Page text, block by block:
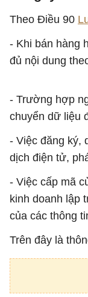
Theo Điều 90
- Khi bán hàng
đủ nội dung
- Trường hợp
chuyển dữ liệu
- Việc đăng ký,
dịch điện tử,
- Việc cấp mã
kinh doanh lập
của các thông
Trên đây là